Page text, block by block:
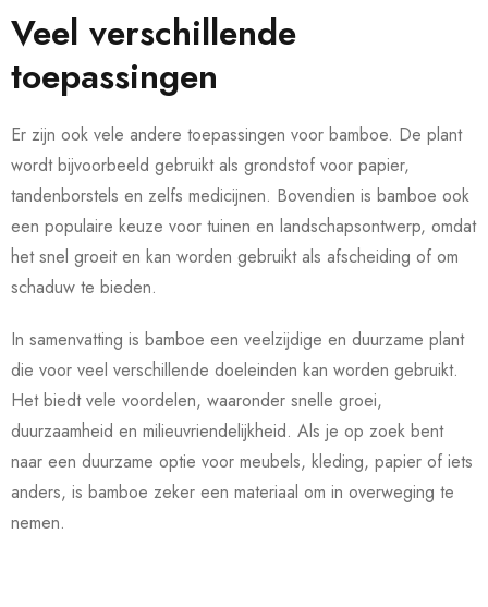
Veel verschillende
toepassingen
Er zijn ook vele andere toepassingen voor bamboe. De plant
wordt bijvoorbeeld gebruikt als grondstof voor papier,
tandenborstels en zelfs medicijnen. Bovendien is bamboe ook
een populaire keuze voor tuinen en landschapsontwerp, omdat
het snel groeit en kan worden gebruikt als afscheiding of om
schaduw te bieden.
In samenvatting is bamboe een veelzijdige en duurzame plant
die voor veel verschillende doeleinden kan worden gebruikt.
Het biedt vele voordelen, waaronder snelle groei,
duurzaamheid en milieuvriendelijkheid. Als je op zoek bent
naar een duurzame optie voor meubels, kleding, papier of iets
anders, is bamboe zeker een materiaal om in overweging te
nemen.